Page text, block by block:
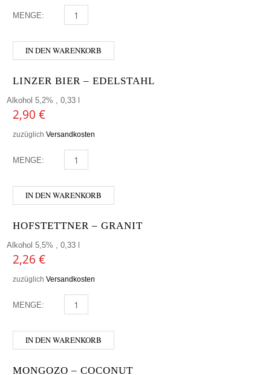
MENGE: MONYO - CHERRY HERO MENGE
IN DEN WARENKORB
LINZER BIER – EDELSTAHL
Alkohol 5,2% , 0,33 l
2,90 €
zuzüglich Versandkosten
MENGE: LINZER BIER - EDELSTAHL MENGE
IN DEN WARENKORB
HOFSTETTNER – GRANIT
Alkohol 5,5% , 0,33 l
2,26 €
zuzüglich Versandkosten
MENGE: HOFSTETTNER - GRANIT MENGE
IN DEN WARENKORB
MONGOZO – COCONUT